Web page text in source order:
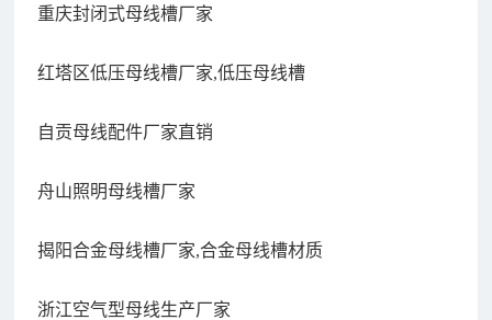
重庆封闭式母线槽厂家
红塔区低压母线槽厂家,低压母线槽
自贡母线配件厂家直销
舟山照明母线槽厂家
揭阳合金母线槽厂家,合金母线槽材质
浙江空气型母线生产厂家